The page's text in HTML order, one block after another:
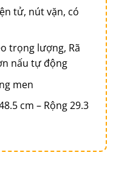
tử, nút vặn, có
trọng lượng, Rã
nấu tự động
men
cm – Rộng 29.3